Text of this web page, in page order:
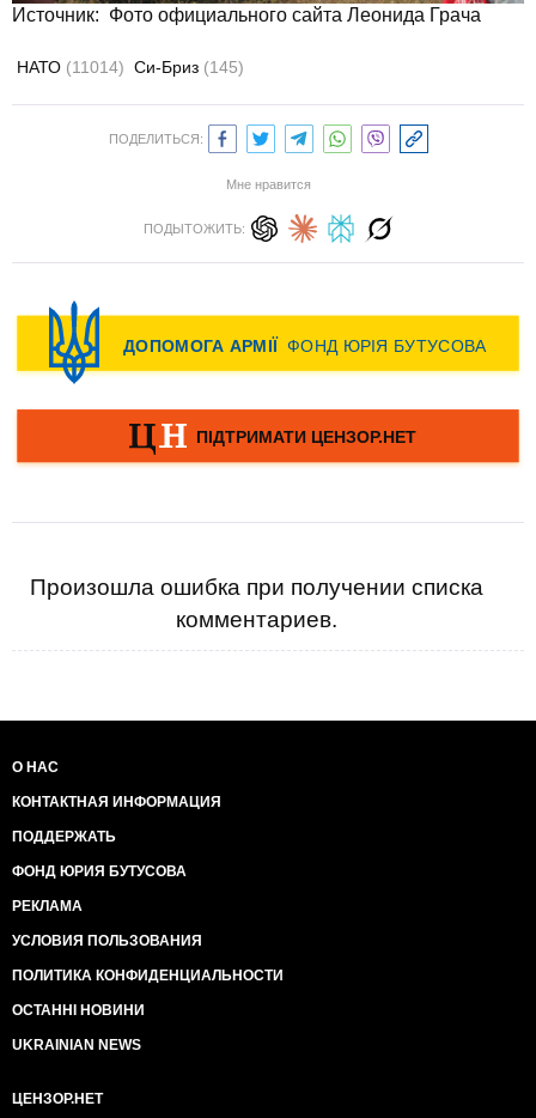
Источник: Фото официального сайта Леонида Грача
НАТО (11014) Си-Бриз (145)
ПОДЕЛИТЬСЯ:
Мне нравится
ПОДЫТОЖИТЬ:
Произошла ошибка при получении списка
комментариев.
О НАС
КОНТАКТНАЯ ИНФОРМАЦИЯ
ПОДДЕРЖАТЬ
ФОНД ЮРИЯ БУТУСОВА
РЕКЛАМА
УСЛОВИЯ ПОЛЬЗОВАНИЯ
ПОЛИТИКА КОНФИДЕНЦИАЛЬНОСТИ
ОСТАННІ НОВИНИ
UKRAINIAN NEWS
ЦЕНЗОР.НЕТ